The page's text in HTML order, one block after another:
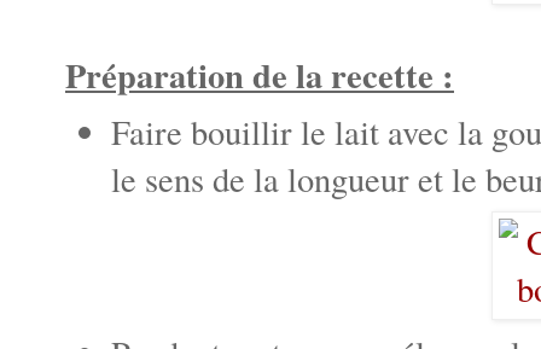
Préparation de la recette :
Faire bouillir le lait avec la
le sens de la longueur et le